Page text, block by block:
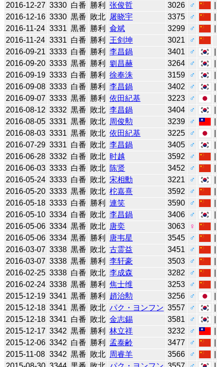
2016-12-27 3330 白番 勝利 张俊哲 3026 ♂
2016-12-16 3330 黒番 敗北 屠晓宇 3375 ♂
2016-11-24 3331 黒番 勝利 兪斌 3299 ♂
2016-11-24 3331 白番 勝利 王剑坤 3021
♂
2016-09-21 3333 白番 勝利 李昌鍋 3401 ♂
2016-09-20 3333 黒番 勝利 劉昌赫 3264 ♂
2016-09-19 3333 白番 勝利 徐奉洙 3159 ♂
2016-09-08 3333 白番 勝利 李昌鍋 3402 ♂
2016-09-07 3333 黒番 勝利 依田紀基 3223 ♂
2016-08-12 3332 黒番 敗北 李昌鍋 3404 ♂
2016-08-05 3331 黒番 敗北 周俊勲 3239 ♂
2016-08-03 3331 黒番 敗北 依田紀基 3225 ♂
2016-07-29 3331 白番 敗北 李昌鍋 3405 ♂
2016-06-28 3332 白番 敗北 时越 3592 ♂
2016-06-03 3333 白番 敗北 陈贤 3452 ♂
2016-05-24 3333 白番 敗北 宋相勳 3221 ♂
2016-05-20 3333 黒番 敗北 柁嘉熹 3592 ♂
2016-05-18 3333 白番 勝利 連笑 3590 ♂
2016-05-10 3334 白番 敗北 李昌鍋 3406 ♂
2016-05-06 3334 黒番 敗北 唐奕 3063 ♀
2016-05-06 3334 黒番 勝利 唐韦星 3545 ♂
2016-03-07 3338 黒番 敗北 古霊益 3451 ♂
2016-03-07 3338 黒番 勝利 李轩豪 3503 ♂
2016-02-25 3338 白番 敗北 李成森 3282 ♂
2016-02-24 3338 黒番 勝利 焦士维 3253 ♂
2015-12-19 3341 黒番 勝利 趙治勲 3256 ♂
2015-12-18 3341 黒番 敗北 パク・ヨンフン 3557 ♂
2015-12-18 3341 白番 敗北 金志錫 3581 ♂
2015-12-17 3342 黒番 勝利 林立祥 3232 ♂
2015-12-06 3342 白番 勝利 孟泰齢 3477 ♂
2015-11-08 3342 黒番 敗北 周睿羊 3566 ♂